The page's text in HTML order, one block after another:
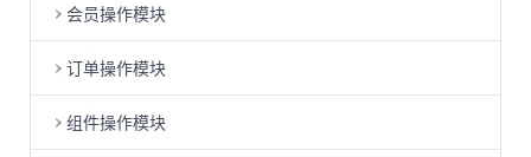
会员操作模块
订单操作模块
组件操作模块